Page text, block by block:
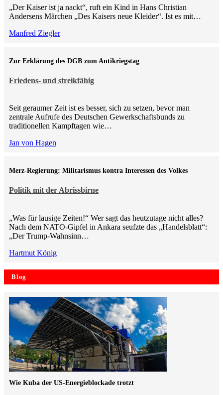
„Der Kaiser ist ja nackt“, ruft ein Kind in Hans Christian
Andersens Märchen „Des Kaisers neue Kleider“. Ist es mit…
Manfred Ziegler
Friedens- und streikfähig
Zur Erklärung des DGB zum Antikriegstag
Seit geraumer Zeit ist es besser, sich zu setzen, bevor man
zentrale Aufrufe des Deutschen Gewerkschaftsbunds zu
traditionellen Kampftagen wie…
Jan von Hagen
Politik mit der Abrissbirne
Merz-Regierung: Militarismus kontra Inte­ressen des Volkes
„Was für lausige Zeiten!“ Wer sagt das heutzutage nicht alles?
Nach dem NATO-Gipfel in Ankara seufzte das „Handelsblatt“:
„Der Trump-Wahnsinn…
Hartmut König
Blog
Wie Kuba der US-Energieblockade trotzt